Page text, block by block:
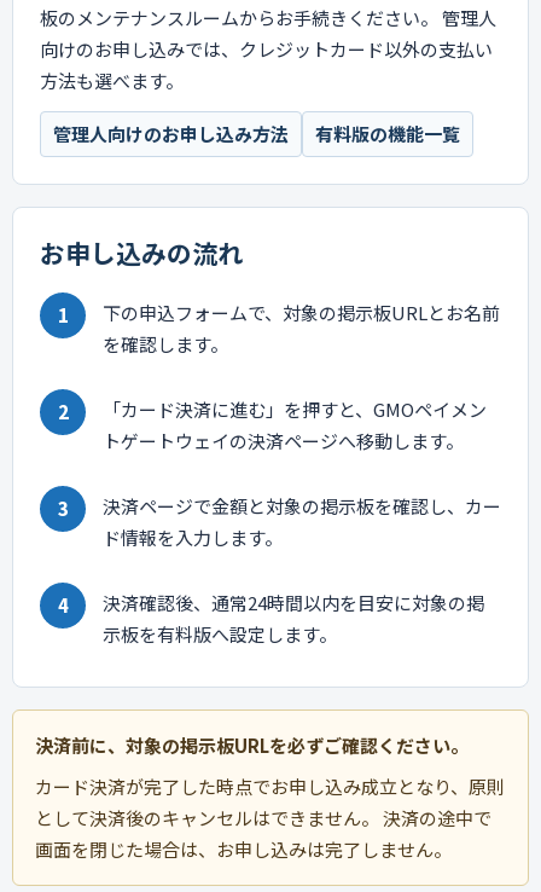
板のメンテナンスルームからお手続きください。 管理人
向けのお申し込みでは、クレジットカード以外の支払い
方法も選べます。
管理人向けのお申し込み方法 有料版の機能一覧
お申し込みの流れ
下の申込フォームで、対象の掲示板URLとお名前
を確認します。
「カード決済に進む」を押すと、GMOペイメン
トゲートウェイの決済ページへ移動します。
決済ページで金額と対象の掲示板を確認し、カー
ド情報を入力します。
決済確認後、通常24時間以内を目安に対象の掲
示板を有料版へ設定します。
決済前に、対象の掲示板URLを必ずご確認ください。
カード決済が完了した時点でお申し込み成立となり、原則
として決済後のキャンセルはできません。 決済の途中で
画面を閉じた場合は、お申し込みは完了しません。